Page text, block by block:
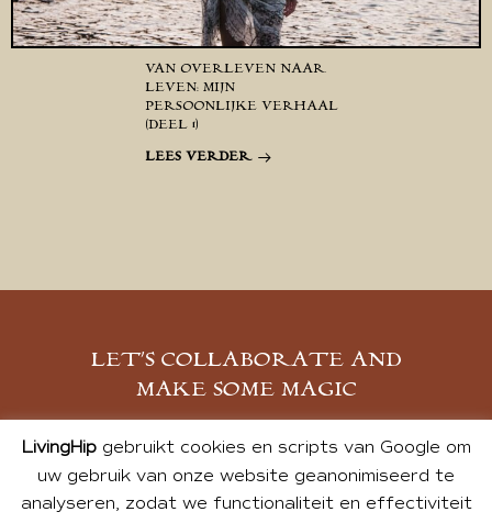
VAN OVERLEVEN NAAR
LEVEN: MIJN
PERSOONLIJKE VERHAAL
(DEEL 1)
LEES VERDER
LET’S COLLABORATE AND
MAKE SOME MAGIC
MELD JE AAN
LivingHipgebruikt cookies en scripts van Google om
uw gebruik van onze website geanonimiseerd te
analyseren, zodat we functionaliteit en effectiviteit